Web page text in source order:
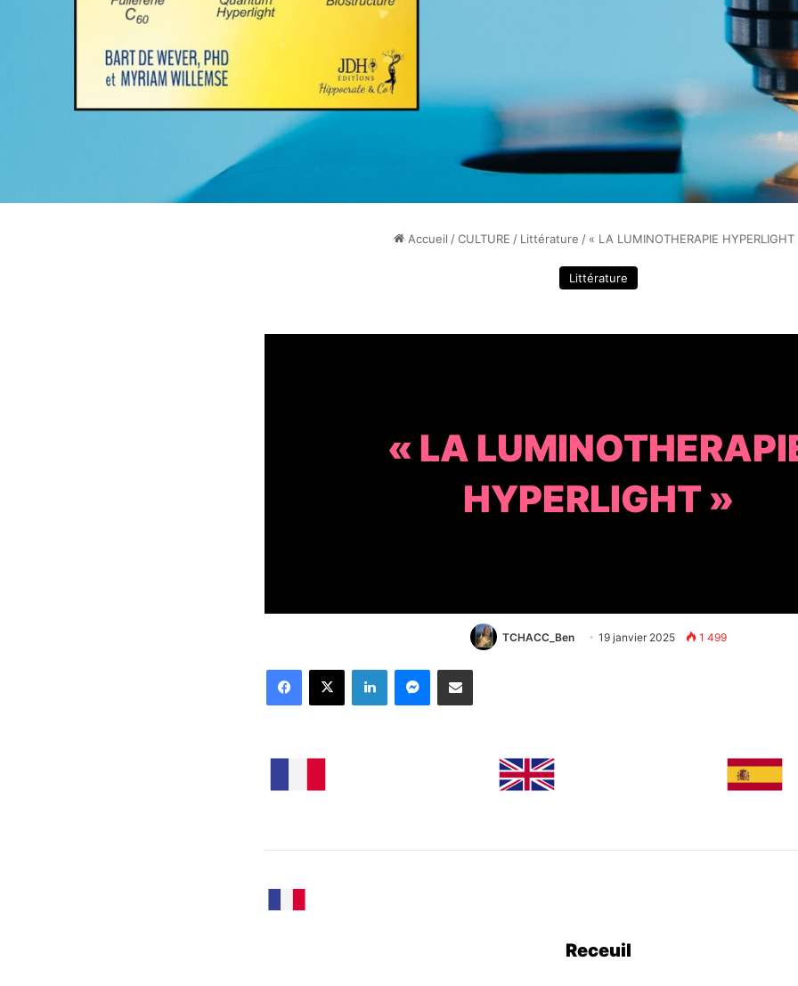
Accueil / CULTURE / Littérature / « LA LUMINOTHERAPIE HYPERLIGHT
Littérature
« LA
HYPERLIGHT »
TCHACC_Ben 19 janvier 2025 1 499
Facebook
X LinkedinMessenger
Partager par email
Receuil